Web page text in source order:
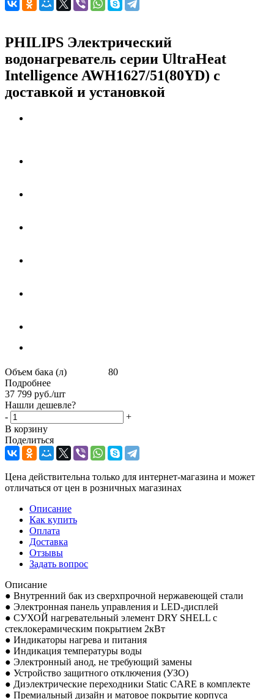
PHILIPS Электрический
водонагреватель серии UltraHeat
Intelligence AWH1627/51(80YD) с
доставкой и установкой
Объем бака (л) 80
Подробнее
37 799 руб./шт
Нашли дешевле?
-
+
В корзину
Поделиться
Цена действительна только для интернет-магазина и может
отличаться от цен в розничных магазинах
Описание
Как купить
Оплата
Доставка
Отзывы
Задать вопрос
Описание
● Внутренний бак из сверхпрочной нержавеющей стали
● Электронная панель управления и LED-дисплей
● СУХОЙ нагревательный элемент DRY SHELL с
стеклокерамическим покрытием 2кВт
● Индикаторы нагрева и питания
● Индикация температуры воды
● Электронный анод, не требующий замены
● Устройство защитного отключения (УЗО)
● Диэлектрические переходники Static CARE в комплекте
● Премиальный дизайн и матовое покрытие корпуса